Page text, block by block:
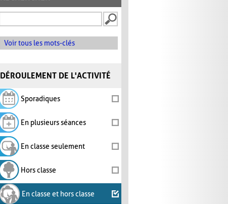
Voir tous les mots-clés
DÉROULEMENT DE L'ACTIVITÉ
Sporadiques
En plusieurs séances
En classe seulement
Hors classe
En classe et hors classe